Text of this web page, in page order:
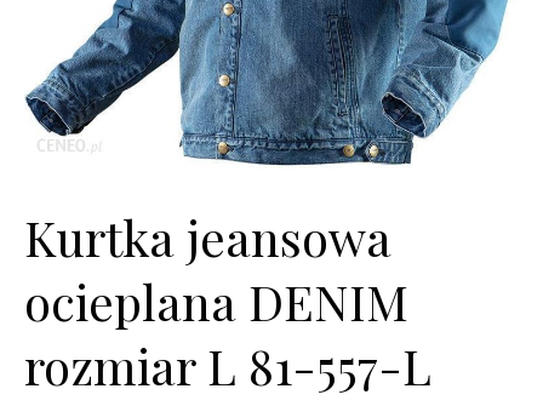
Kurtka jeansowa
ocieplana DENIM
rozmiar L 81-557-L